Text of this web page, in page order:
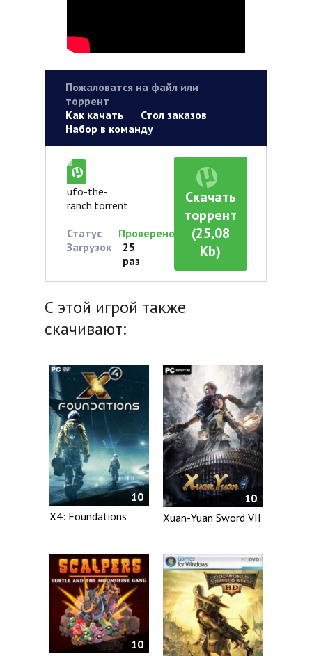
Пожаловатся на файл или
торрент
Как качать
Стол заказов
Набор в команду
ufo-the-
ranch.torrent
Статус
Проверено
Загрузок
25
раз
Скачать
торрент
(25,08
Kb)
С этой игрой также
скачивают:
10
X4: Foundations
10
Xuan-Yuan Sword VII
10